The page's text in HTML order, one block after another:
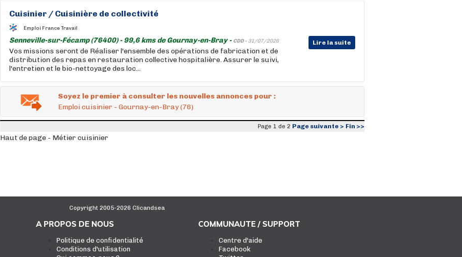
Cuisinier / Cuisinière de collectivité
Emploi France Travail
Senneville-sur-Fécamp (76400) - 99,6 kms de Gournay-en-Bray - CDD - 31/07/2026 Lire la suite
Vos missions seront de Réaliser l'ensemble des opérations de fabrication et de
distribution des repas en restauration collective hospitalière. Assurer le suivi,
l'entretien et le bio-nettoyage des loc...
Soyez le premier à consulter les nouvelles annonces pour :
Emploi cuisinier - Gournay-en-Bray (76)
Page 1 de 2 Page suivante > Fin >>
Haut de page - Métier cuisinier
Copyright 2005-2026 Clicandsea
A PROPOS DE NOUS
Politique de confidentialité
Conditions d'utilisation
COMMUNAUTE / SUPPORT
Centre d'aide
Facebook